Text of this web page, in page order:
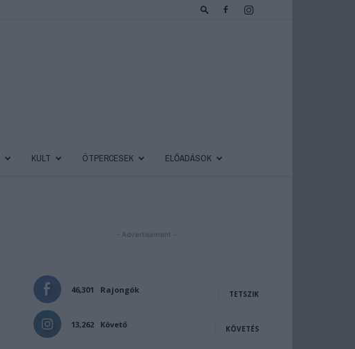
KULT ÖTPERCESEK ELŐADÁSOK
- Advertisement -
46,301 Rajongók TETSZIK
13,262 Követő KÖVETÉS